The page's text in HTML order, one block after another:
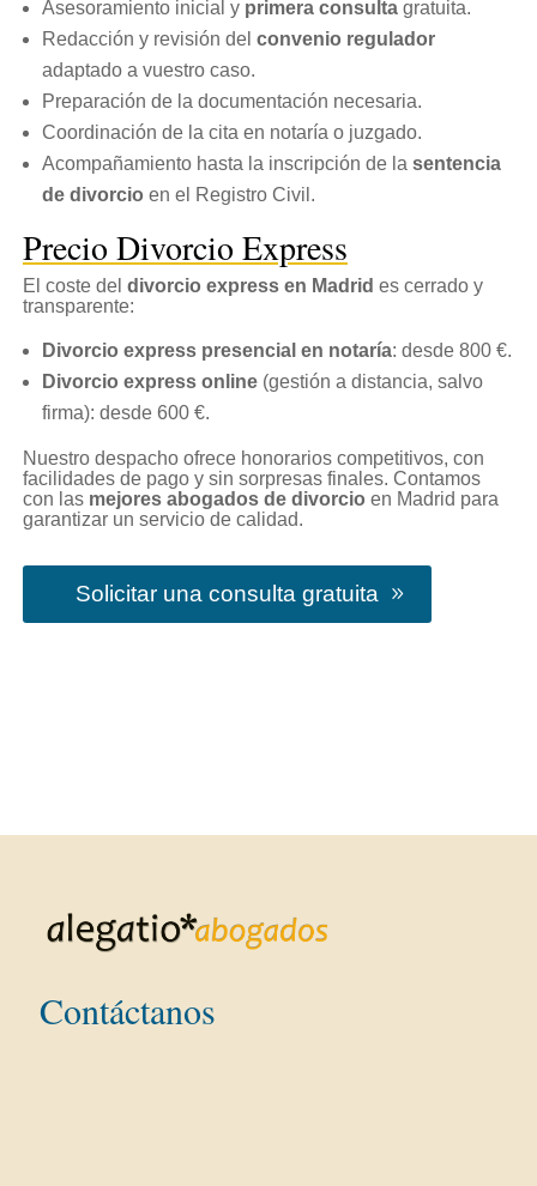
Asesoramiento inicial y primera consultagratuita.
Redacción y revisión del convenio regulador
adaptado a vuestro caso.
Preparación de la documentación necesaria.
Coordinación de la cita en notaría o juzgado.
Acompañamiento hasta la inscripción de la sentencia
de divorcio en el Registro Civil.
Precio Divorcio Express
El coste del divorcio express en Madrid es cerrado y
transparente:
Divorcio express presencial en notaría: desde 800 €.
Divorcio express online(gestión a distancia, salvo
firma): desde 600 €.
Nuestro despacho ofrece honorarios competitivos, con
facilidades de pago y sin sorpresas finales. Contamos
con las mejores abogados de divorcio en Madrid para
garantizar un servicio de calidad.
Solicitar una consulta gratuita
Contáctanos